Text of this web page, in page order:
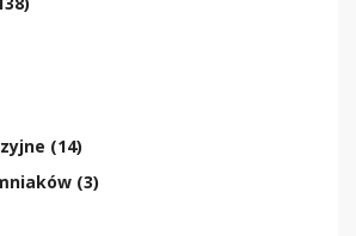
(14)
(3)